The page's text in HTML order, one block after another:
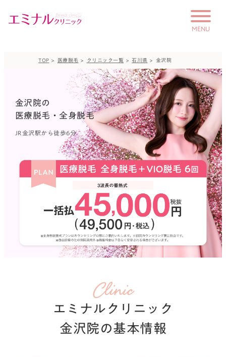
MENU
はじめての方へ
保護者の方へ
料金
のりかえプラン
ペア限定プラン
お友だち紹介プラン
いびき治療
医療ダイエット
無料カウンセリング予約
TOP 医療脱毛 クリニック一覧 石川県 金沢院
金沢院の
医療脱毛・全身脱毛
JR金沢駅から徒歩6分
Clinic
エミナルクリニック
金沢院の基本情報